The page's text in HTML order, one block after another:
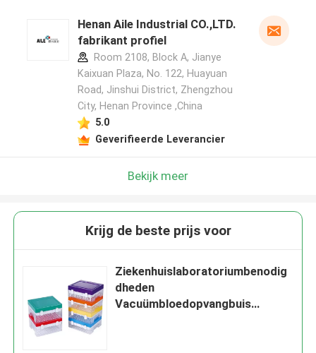
Henan Aile Industrial CO.,LTD.
fabrikant profiel
Room 2108, Block A, Jianye
Kaixuan Plaza, No. 122, Huayuan
Road, Jinshui District, Zhengzhou
City, Henan Province ,China
5.0
Geverifieerde Leverancier
Bekijk meer
Krijg de beste prijs voor
Ziekenhuislaboratoriumbenodig
dheden
Vacuümbloedopvangbuis